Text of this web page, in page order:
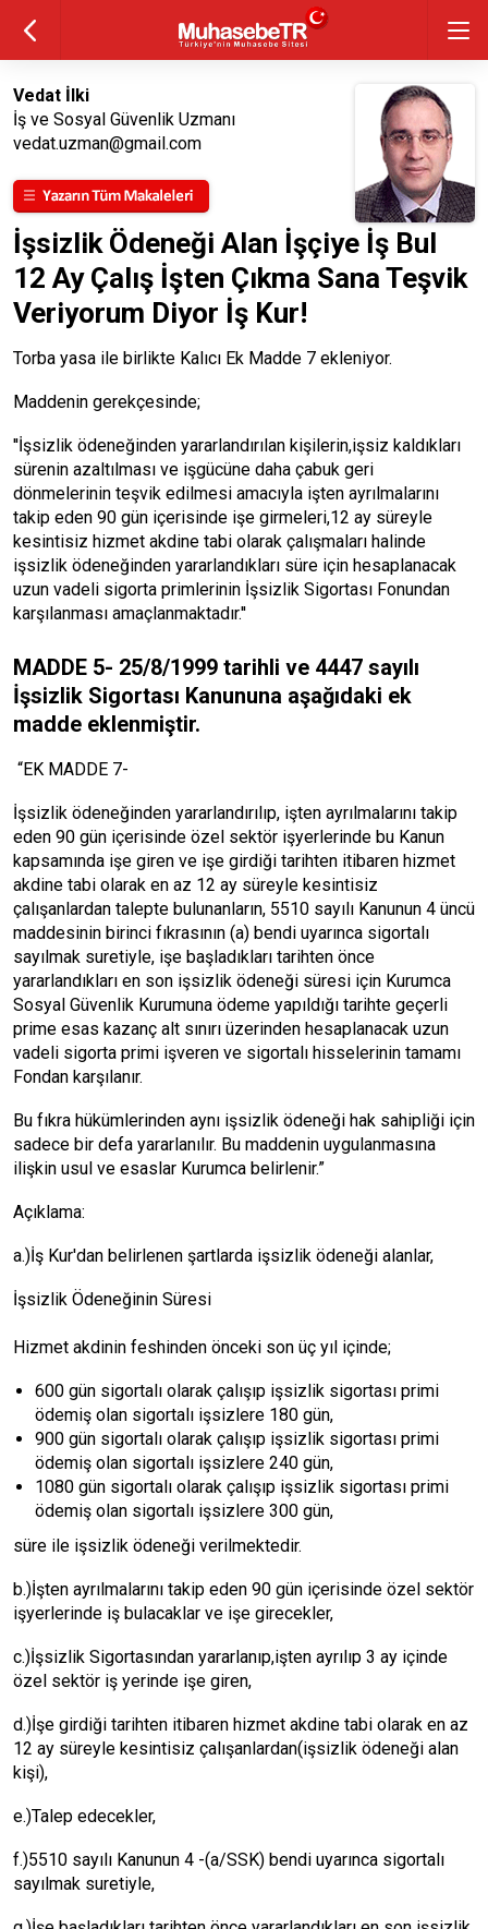
Vedat İlki
İş ve Sosyal Güvenlik Uzmanı
vedat.uzman@gmail.com
İşsizlik Ödeneği Alan İşçiye İş Bul
12 Ay Çalış İşten Çıkma Sana Teşvik
Veriyorum Diyor İş Kur!
Torba yasa ile birlikte Kalıcı Ek Madde 7 ekleniyor.
Maddenin gerekçesinde;
''İşsizlik ödeneğinden yararlandırılan kişilerin,işsiz kaldıkları
sürenin azaltılması ve işgücüne daha çabuk geri
dönmelerinin teşvik edilmesi amacıyla işten ayrılmalarını
takip eden 90 gün içerisinde işe girmeleri,12 ay süreyle
kesintisiz hizmet akdine tabi olarak çalışmaları halinde
işsizlik ödeneğinden yararlandıkları süre için hesaplanacak
uzun vadeli sigorta primlerinin İşsizlik Sigortası Fonundan
karşılanması amaçlanmaktadır.''
MADDE 5- 25/8/1999 tarihli ve 4447 sayılı
İşsizlik Sigortası Kanununa aşağıdaki ek
madde eklenmiştir.
“EK MADDE 7-
İşsizlik ödeneğinden yararlandırılıp, işten ayrılmalarını takip
eden 90 gün içerisinde özel sektör işyerlerinde bu Kanun
kapsamında işe giren ve işe girdiği tarihten itibaren hizmet
akdine tabi olarak en az 12 ay süreyle kesintisiz
çalışanlardan talepte bulunanların, 5510 sayılı Kanunun 4 üncü
maddesinin birinci fıkrasının (a) bendi uyarınca sigortalı
sayılmak suretiyle, işe başladıkları tarihten önce
yararlandıkları en son işsizlik ödeneği süresi için Kurumca
Sosyal Güvenlik Kurumuna ödeme yapıldığı tarihte geçerli
prime esas kazanç alt sınırı üzerinden hesaplanacak uzun
vadeli sigorta primi işveren ve sigortalı hisselerinin tamamı
Fondan karşılanır.
Bu fıkra hükümlerinden aynı işsizlik ödeneği hak sahipliği için
sadece bir defa yararlanılır. Bu maddenin uygulanmasına
ilişkin usul ve esaslar Kurumca belirlenir.”
Açıklama:
a.)İş Kur'dan belirlenen şartlarda işsizlik ödeneği alanlar,
İşsizlik Ödeneğinin Süresi
Hizmet akdinin feshinden önceki son üç yıl içinde;
600 gün sigortalı olarak çalışıp işsizlik sigortası primi
ödemiş olan sigortalı işsizlere 180 gün,
900 gün sigortalı olarak çalışıp işsizlik sigortası primi
ödemiş olan sigortalı işsizlere 240 gün,
1080 gün sigortalı olarak çalışıp işsizlik sigortası primi
ödemiş olan sigortalı işsizlere 300 gün,
süre ile işsizlik ödeneği verilmektedir.
b.)İşten ayrılmalarını takip eden 90 gün içerisinde özel sektör
işyerlerinde iş bulacaklar ve işe girecekler,
c.)İşsizlik Sigortasından yararlanıp,işten ayrılıp 3 ay içinde
özel sektör iş yerinde işe giren,
d.)İşe girdiği tarihten itibaren hizmet akdine tabi olarak en az
12 ay süreyle kesintisiz çalışanlardan(işsizlik ödeneği alan
kişi),
e.)Talep edecekler,
f.)5510 sayılı Kanunun 4 -(a/SSK) bendi uyarınca sigortalı
sayılmak suretiyle,